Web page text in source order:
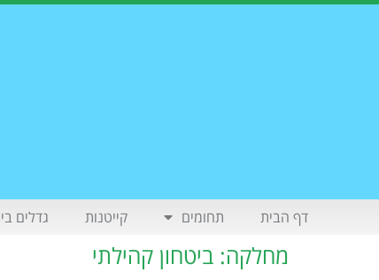
דף הבית תחומים קייטנות גדלים
מחלקה: ביטחון קהילתי